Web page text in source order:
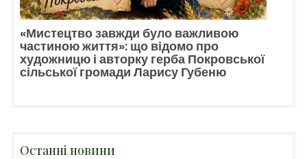
«Мистецтво завжди було важливою
частиною життя»: що відомо про
художницю і авторку герба Покровської
сільської громади Ларису Губеню
Останні новини